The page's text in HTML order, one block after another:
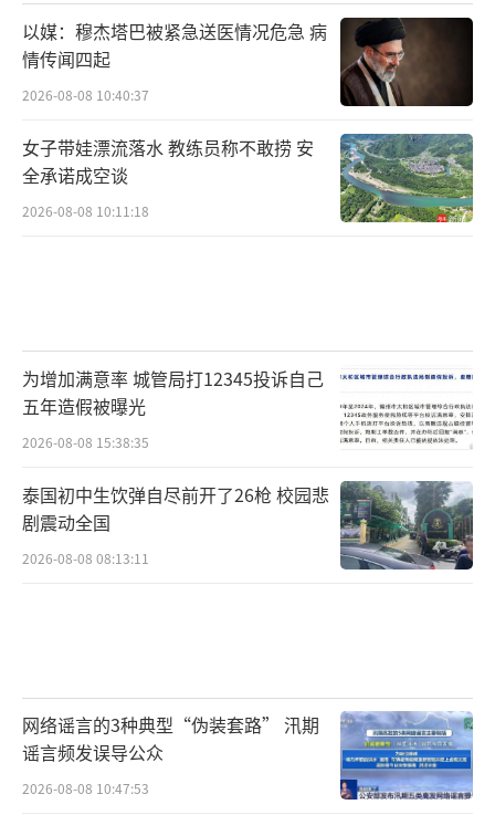
以媒：穆杰塔巴被紧急送医情况危急 病
情传闻四起
2026-08-08 10:40:37
女子带娃漂流落水 教练员称不敢捞 安
全承诺成空谈
2026-08-08 10:11:18
为增加满意率 城管局打12345投诉自己
五年造假被曝光
2026-08-08 15:38:35
泰国初中生饮弹自尽前开了26枪 校园悲
剧震动全国
2026-08-08 08:13:11
网络谣言的3种典型“伪装套路” 汛期
谣言频发误导公众
2026-08-08 10:47:53